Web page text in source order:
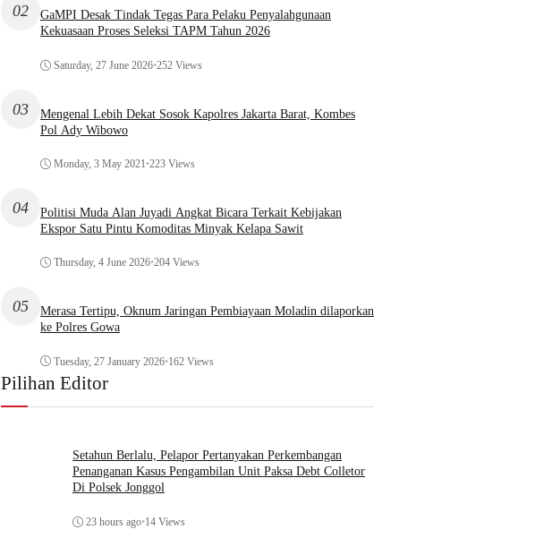
02
GaMPI Desak Tindak Tegas Para Pelaku Penyalahgunaan
Kekuasaan Proses Seleksi TAPM Tahun 2026
Saturday, 27 June 2026•252 Views
03
Mengenal Lebih Dekat Sosok Kapolres Jakarta Barat, Kombes
Pol Ady Wibowo
Monday, 3 May 2021•223 Views
04
Politisi Muda Alan Juyadi Angkat Bicara Terkait Kebijakan
Ekspor Satu Pintu Komoditas Minyak Kelapa Sawit
Thursday, 4 June 2026•204 Views
05
Merasa Tertipu, Oknum Jaringan Pembiayaan Moladin dilaporkan
ke Polres Gowa
Tuesday, 27 January 2026•162 Views
Pilihan Editor
Setahun Berlalu, Pelapor Pertanyakan Perkembangan
Penanganan Kasus Pengambilan Unit Paksa Debt Colletor
Di Polsek Jonggol
23 hours ago•14 Views